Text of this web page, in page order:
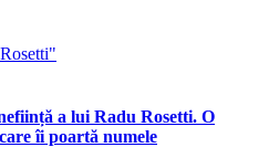
a lui Radu Rosetti. O
îi poartă numele